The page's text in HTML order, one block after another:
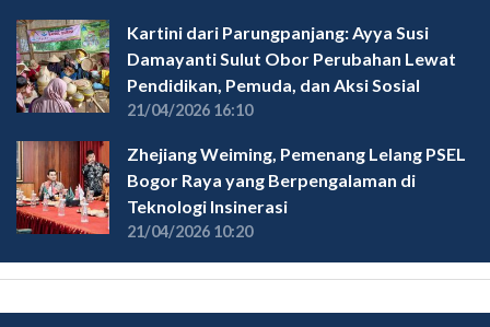
Kartini dari Parungpanjang: Ayya Susi
Damayanti Sulut Obor Perubahan Lewat
Pendidikan, Pemuda, dan Aksi Sosial
21/04/2026 16:10
Zhejiang Weiming, Pemenang Lelang PSEL
Bogor Raya yang Berpengalaman di
Teknologi Insinerasi
21/04/2026 10:20